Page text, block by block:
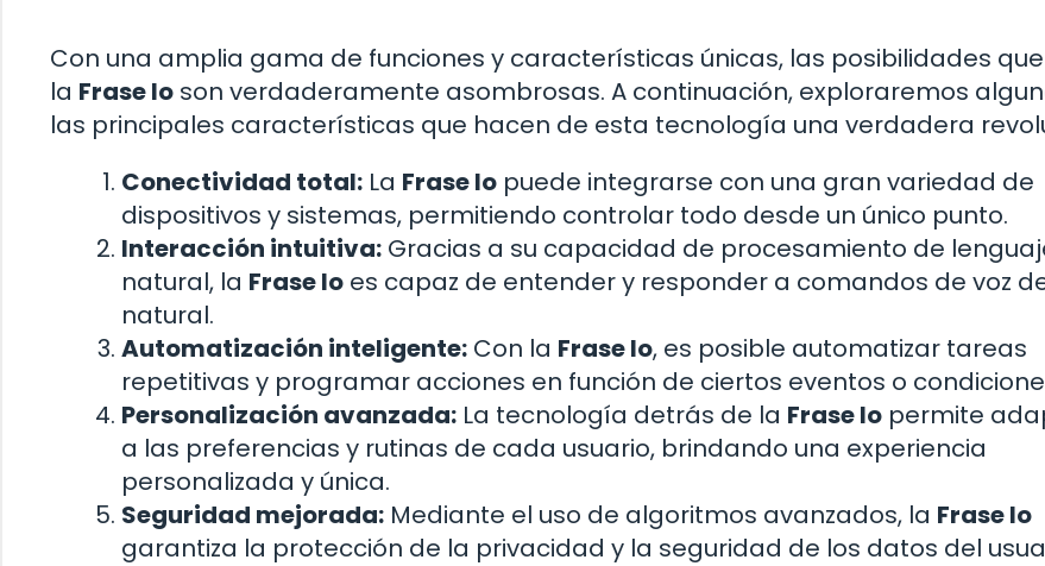
Con una amplia gama de funciones y características únicas, las posibilidades
la Frase Io son verdaderamente asombrosas. A continuación, exploraremos
las principales características que hacen de esta tecnología una verdadera
Conectividad total: La Frase Io puede integrarse con una gran variedad de
dispositivos y sistemas, permitiendo controlar todo desde un único punto.
Interacción intuitiva: Gracias a su capacidad de procesamiento de
natural, la Frase Io es capaz de entender y responder a comandos de voz
natural.
Automatización inteligente: Con la Frase Io, es posible automatizar tareas
repetitivas y programar acciones en función de ciertos eventos o
Personalización avanzada: La tecnología detrás de la Frase Io permite
a las preferencias y rutinas de cada usuario, brindando una experiencia
personalizada y única.
Seguridad mejorada: Mediante el uso de algoritmos avanzados, la Frase Io
garantiza la protección de la privacidad y la seguridad de los datos del